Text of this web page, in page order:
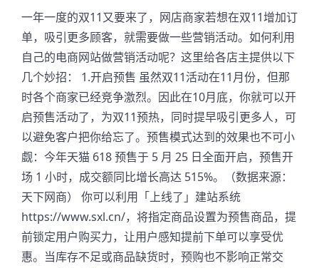
一年一度的双11又要来了，网店商家若想在双11增加订
单，吸引更多顾客，就需要做一些营销活动。如何利用
自己的电商网站做营销活动呢？这里给各店主提供以下
几个妙招： 1.开启预售 虽然双11活动在11月份，但那
时各个商家已经竞争激烈。因此在10月底，你就可以开
启预售活动了，为双11预热，同时提早吸引更多人，可
以避免客户把你给忘了。预售模式达到的效果也不可小
觑：今年天猫 618 预售于 5 月 25 日全面开启，预售开
场 1 小时，成交额同比增长高达 515%。（数据来源：
天下网商） 你可以利用「上线了」建站系统
https://www.sxl.cn/，将指定商品设置为预售商品，提
前锁定用户购买力，让用户感知提前下单可以享受优
惠。当库存不足或商品缺货时，预购也不影响正常交